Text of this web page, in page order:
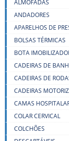
ALMOFADAS
ANDADORES
APARELHOS DE
BOLSAS TÉRMICAS
BOTA
CADEIRAS DE
CADEIRAS DE
CADEIRAS
CAMAS
COLAR CERVICAL
COLCHÕES